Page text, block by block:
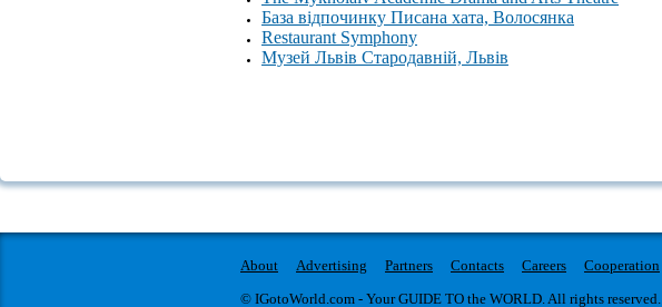
База відпочинку Писана хата, Волосянка
Restaurant Symphony
Музей Львів Стародавній, Львів
About Advertising Partners Contacts Careers Cooperation
© IGotoWorld.com - Your GUIDE TO the WORLD. All rights reserved.